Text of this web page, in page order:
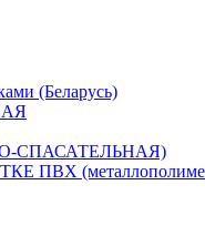
(Беларусь)
СПАСАТЕЛЬНАЯ)
ПВХ